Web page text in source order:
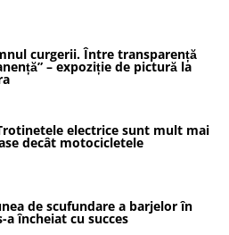
curgerii. Între transparență
– expoziție de pictură la
electrice sunt mult mai
decât motocicletele
de scufundare a barjelor în
a încheiat cu succes